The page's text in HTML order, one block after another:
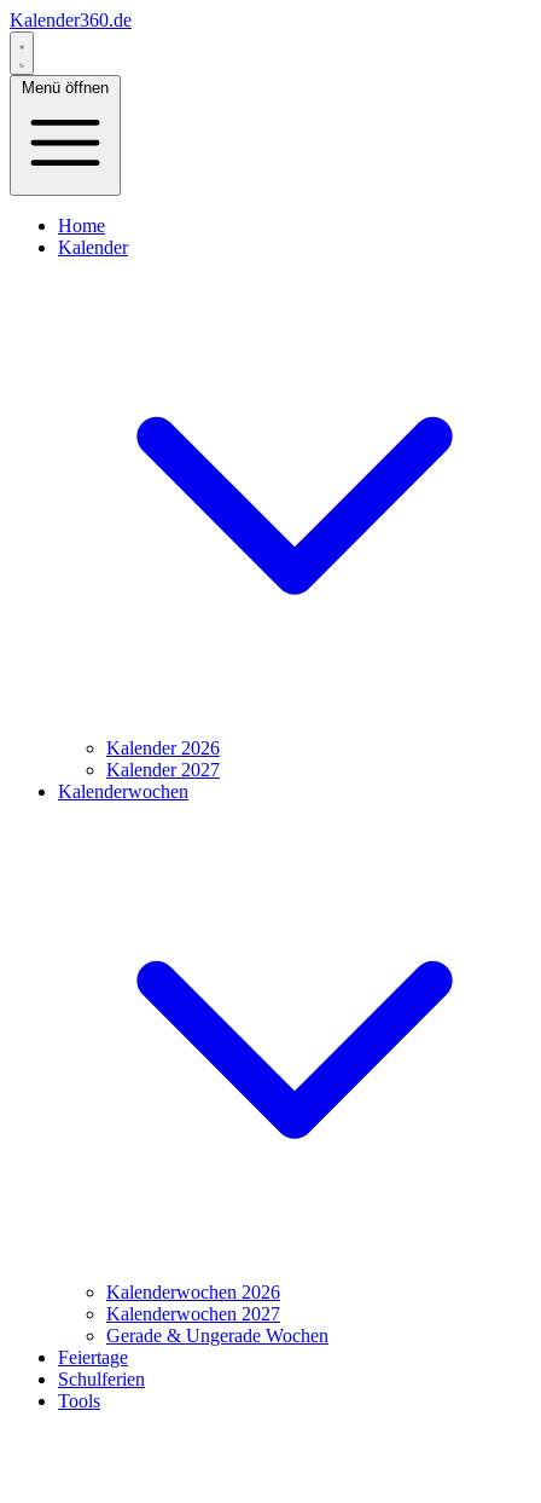
Kalender360.de
Menü öffnen
Home
Kalender
Kalender 2026
Kalender 2027
Kalenderwochen
Kalenderwochen 2026
Kalenderwochen 2027
Gerade & Ungerade Wochen
Feiertage
Schulferien
Tools